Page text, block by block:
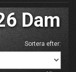
Dam
Sortera efter: